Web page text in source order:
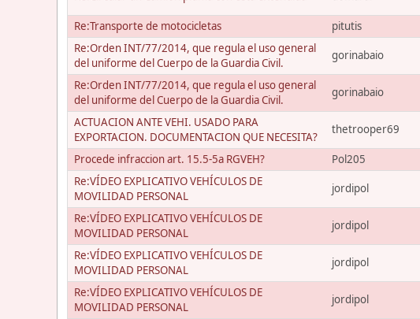
Re:Transporte de motocicletas pitutis
Re:Orden INT/77/2014, que regula el uso general
del uniforme del Cuerpo de la Guardia Civil.
gorinabaio
Re:Orden INT/77/2014, que regula el uso general
del uniforme del Cuerpo de la Guardia Civil.
gorinabaio
ACTUACION ANTE VEHI. USADO PARA
EXPORTACION. DOCUMENTACION QUE NECESITA?
thetrooper69
Procede infraccion art. 15.5-5a RGVEH? Pol205
Re:VÍDEO EXPLICATIVO VEHÍCULOS DE
MOVILIDAD PERSONAL
jordipol
Re:VÍDEO EXPLICATIVO VEHÍCULOS DE
MOVILIDAD PERSONAL
jordipol
Re:VÍDEO EXPLICATIVO VEHÍCULOS DE
MOVILIDAD PERSONAL
jordipol
Re:VÍDEO EXPLICATIVO VEHÍCULOS DE
MOVILIDAD PERSONAL
jordipol